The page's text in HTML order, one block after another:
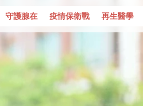
守護腺在 疫情保衛戰 再生醫學